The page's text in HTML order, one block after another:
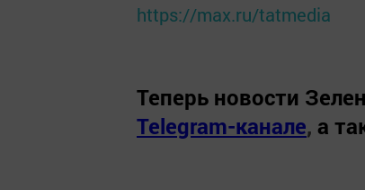
https://max.ru/tatmedia
Теперь новости
Telegram-канале, а